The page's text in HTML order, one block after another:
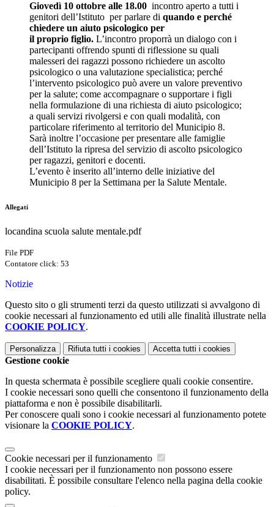
Giovedì 10 ottobre alle 18.00 incontro aperto a tutti i
genitori dell’Istituto per parlare di quando e perché
chiedere un aiuto psicologico per
il proprio figlio. L’incontro proporrà un dialogo con i
partecipanti offrendo spunti di riflessione su quali
malesseri dei ragazzi possono richiedere un ascolto
psicologico o una valutazione specialistica; perché
l’intervento psicologico può avere un valore preventivo
per la salute; come accompagnare o supportare i figli
nella formulazione di una richiesta di aiuto psicologico;
a quali servizi rivolgersi e con quali modalità, con
particolare riferimento al territorio del Municipio 8.
Sarà inoltre l’occasione per presentare alle famiglie
dell’Istituto la ripresa del servizio di ascolto psicologico
per ragazzi, genitori e docenti.
L’evento è inserito all’interno delle iniziative del
Municipio 8 per la Settimana per la Salute Mentale.
Allegati
locandina scuola salute mentale.pdf
File PDF
Contatore click: 53
Notizie
Questo sito o gli strumenti terzi da questo utilizzati si avvalgono di
cookie necessari al funzionamento ed utili alle finalità illustrate nella
COOKIE POLICY.
Personalizza Rifiuta tutti i cookies Accetta tutti i cookies
Gestione cookie
In questa schermata è possibile scegliere quali cookie consentire.
I cookie necessari sono quelli che consentono il funzionamento della
piattaforma e non è possibile disabilitarli.
Per conoscere quali sono i cookie necessari al funzionamento potete
visionare la COOKIE POLICY.
Cookie necessari per il funzionamento
I cookie necessari per il funzionamento non possono essere
disabilitati. È possibile consultare l'elenco nella pagina della cookie
policy.